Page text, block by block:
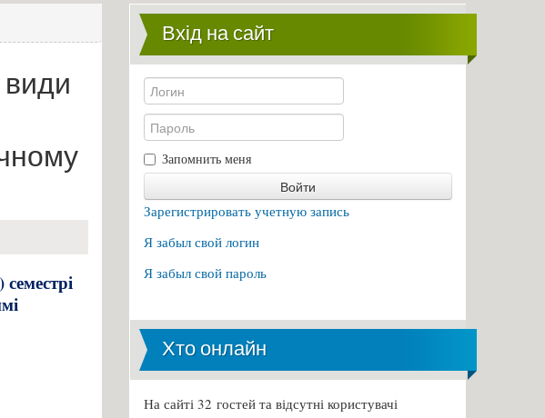
види
Вхід на сайт
Запомнить меня
Войти
Зарегистрировать учетную запись
Я забыл свой логин
Я забыл свой пароль
Хто онлайн
На сайті 32 гостей та відсутні користувачі